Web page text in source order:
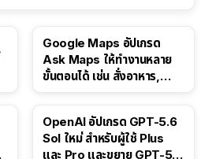
Google Maps อัปเกรด
Ask Maps ให้ทำงานหลาย
ขั้นตอนได้ เช่น สั่งอาหาร,
OpenAI อัปเกรด GPT-5.6
Sol ใหม่ สำหรับผู้ใช้ Plus
และ Pro และขยาย GPT-5.6